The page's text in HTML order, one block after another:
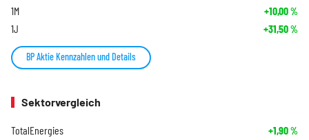
1M +10,00%
1J +31,50%
BP Aktie Kennzahlen und Details
Sektorvergleich
TotalEnergies +1,90%